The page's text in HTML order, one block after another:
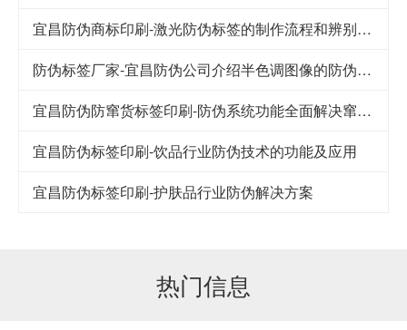
宜昌防伪商标印刷-激光防伪标签的制作流程和辨别方法
防伪标签厂家-宜昌防伪公司介绍半色调图像的防伪技术
宜昌防伪防窜货标签印刷-防伪系统功能全面解决窜货难题
宜昌防伪标签印刷-饮品行业防伪技术的功能及应用
宜昌防伪标签印刷-护肤品行业防伪解决方案
热门信息